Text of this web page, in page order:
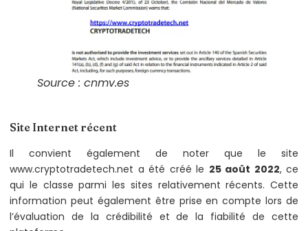
Source : cnmv.es
Site Internet récent
Il convient également de noter que le site
www.cryptotradetech.net a été créé le 25 août 2022, ce
qui le classe parmi les sites relativement récents. Cette
information peut également être prise en compte lors de
l’évaluation de la crédibilité et de la fiabilité de cette